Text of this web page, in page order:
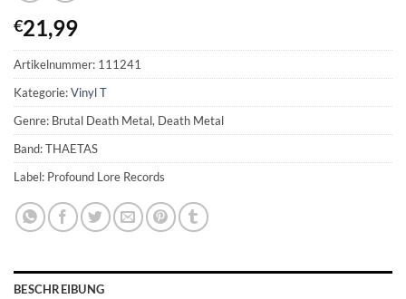
€21,99
Artikelnummer: 111241
Kategorie:Vinyl T
Genre: Brutal Death Metal, Death Metal
Band: THAETAS
Label: Profound Lore Records
BESCHREIBUNG